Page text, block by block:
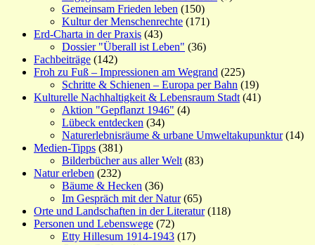
Gemeinsam Frieden leben (150)
Kultur der Menschenrechte (171)
Erd-Charta in der Praxis (43)
Dossier "Überall ist Leben" (36)
Fachbeiträge (142)
Froh zu Fuß – Impressionen am Wegrand (225)
Schritte & Schienen – Europa per Bahn (19)
Kulturelle Nachhaltigkeit & Lebensraum Stadt (41)
Aktion "Gepflanzt 1946" (4)
Lübeck entdecken (34)
Naturerlebnisräume & urbane Umweltakupunktur(14)
Medien-Tipps (381)
Bilderbücher aus aller Welt (83)
Natur erleben (232)
Bäume & Hecken (36)
Im Gespräch mit der Natur(65)
Orte und Landschaften in der Literatur(118)
Personen und Lebenswege (72)
Etty Hillesum 1914-1943 (17)